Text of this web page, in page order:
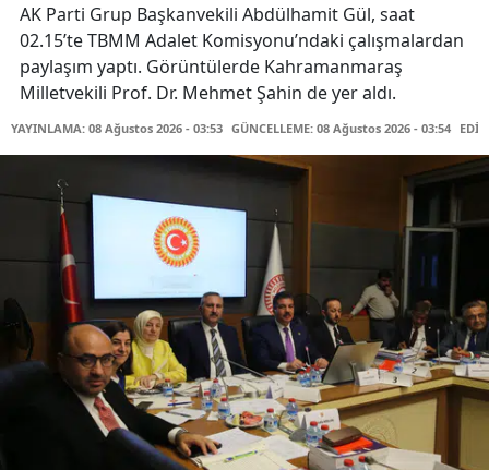
AK Parti Grup Başkanvekili Abdülhamit Gül, saat
02.15’te TBMM Adalet Komisyonu’ndaki çalışmalardan
paylaşım yaptı. Görüntülerde Kahramanmaraş
Milletvekili Prof. Dr. Mehmet Şahin de yer aldı.
YAYINLAMA: 08 Ağustos 2026 - 03:53 GÜNCELLEME: 08 Ağustos 2026 - 03:54